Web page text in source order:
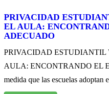
PRIVACIDAD
EL AULA:
ADECUADO
PRIVACIDAD ESTUDIANTIL
AULA: ENCONTRANDO EL
medida que las escuelas